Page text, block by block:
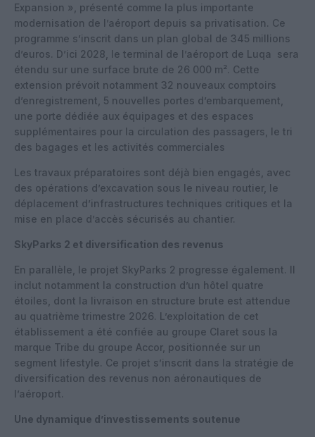
Expansion », présenté comme la plus importante
modernisation de l’aéroport depuis sa privatisation. Ce
programme s’inscrit dans un plan global de 345 millions
d’euros. D’ici 2028, le terminal de l’aéroport de Luqa sera
étendu sur une surface brute de 26 000 m². Cette
extension prévoit notamment 32 nouveaux comptoirs
d’enregistrement, 5 nouvelles portes d’embarquement,
une porte dédiée aux équipages et des espaces
supplémentaires pour la circulation des passagers, le tri
des bagages et les activités commerciales
Les travaux préparatoires sont déjà bien engagés, avec
des opérations d’excavation sous le niveau routier, le
déplacement d’infrastructures techniques critiques et la
mise en place d’accès sécurisés au chantier.
SkyParks 2 et diversification des revenus
En parallèle, le projet SkyParks 2 progresse également. Il
inclut notamment la construction d’un hôtel quatre
étoiles, dont la livraison en structure brute est attendue
au quatrième trimestre 2026. L’exploitation de cet
établissement a été confiée au groupe Claret sous la
marque Tribe du groupe Accor, positionnée sur un
segment lifestyle. Ce projet s’inscrit dans la stratégie de
diversification des revenus non aéronautiques de
l’aéroport.
Une dynamique d’investissements soutenue